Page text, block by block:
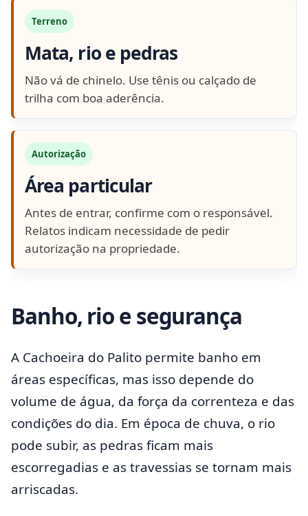
Terreno
Mata, rio e pedras
Não vá de chinelo. Use tênis ou calçado de
trilha com boa aderência.
Autorização
Área particular
Antes de entrar, confirme com o responsável.
Relatos indicam necessidade de pedir
autorização na propriedade.
Banho, rio e segurança
A Cachoeira do Palito permite banho em
áreas específicas, mas isso depende do
volume de água, da força da correnteza e das
condições do dia. Em época de chuva, o rio
pode subir, as pedras ficam mais
escorregadias e as travessias se tornam mais
arriscadas.